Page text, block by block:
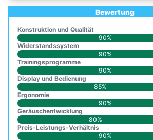
Bewertung
Konstruktion und Qualität
90%
Widerstandssystem
90%
Trainingsprogramme
90%
Display und Bedienung
85%
Ergonomie
90%
Geräuschentwicklung
80%
Preis-Leistungs-Verhältnis
90%